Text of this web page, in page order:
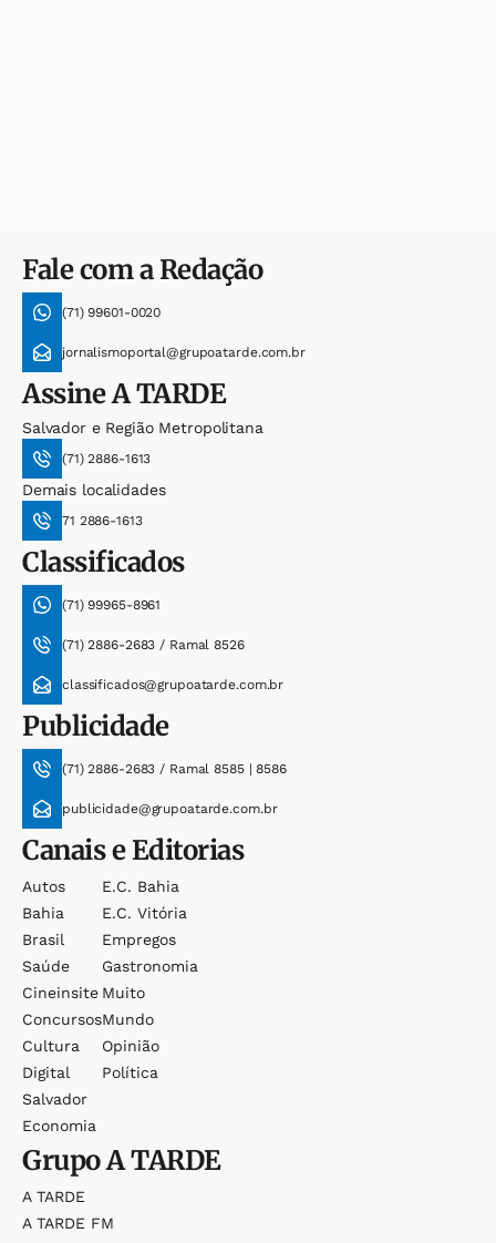
Fale com a Redação
(71) 99601-0020
jornalismoportal@grupoatarde.com.br
AssineA TARDE
Salvador e Região Metropolitana
(71) 2886-1613
Demais localidades
71 2886-1613
Classificados
(71) 99965-8961
(71) 2886-2683 / Ramal 8526
classificados@grupoatarde.com.br
Publicidade
(71) 2886-2683 / Ramal 8585 | 8586
publicidade@grupoatarde.com.br
Canais e Editorias
Autos
Bahia
Brasil
Saúde
Cineinsite
Concursos
Cultura
Digital
Salvador
Economia
E.c. Bahia
E.c. Vitória
Empregos
Gastronomia
Muito
Mundo
Opinião
Política
GrupoA TARDE
A TARDE
A TARDE FM